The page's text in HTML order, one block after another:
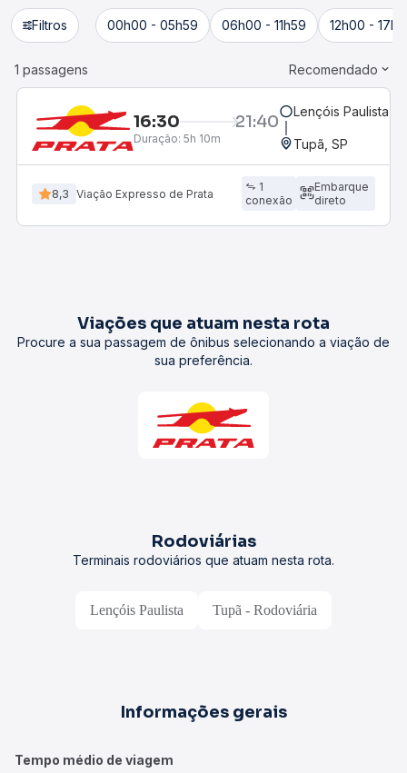
Filtros 00h00 - 05h59 06h00 - 11h59 12h00 -
1 passagens Recomendado
16:30 21:40
Duração: 5h 10m
Lençóis Paulista,
Tupã, SP
8,3 Viação Expresso de Prata
1
conexão
Embarque
direto
Viações que atuam nesta rota
Procure a sua passagem de ônibus selecionando a viação de
sua preferência.
Rodoviárias
Terminais rodoviários que atuam nesta rota.
Lençóis Paulista Tupã - Rodoviária
Informações gerais
Tempo médio de viagem